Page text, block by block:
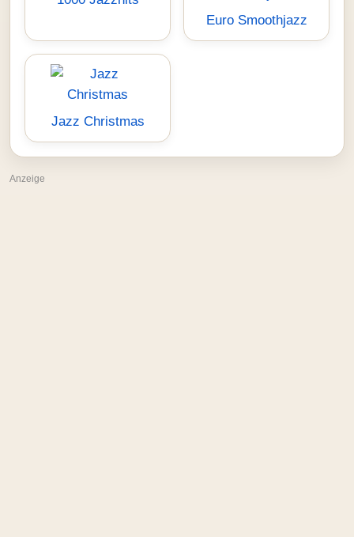
Euro Smoothjazz
Jazz Christmas
Anzeige